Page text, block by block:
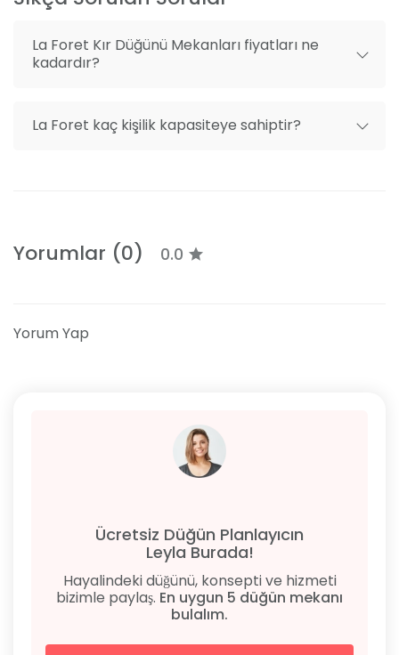
Sahne sistemleri, ses ve ışık
Alkol servisi
La Foret Kır Düğünü Mekanları fiyatları ne
kadardır?
La Foret kaç kişilik kapasiteye sahiptir?
Yorumlar (0) 0.0
Yorum Yap
Ücretsiz Düğün Planlayıcın
Leyla Burada!
Hayalindeki düğünü, konsepti ve hizmeti
bizimle paylaş. En uygun 5 düğün mekanı
bulalım.